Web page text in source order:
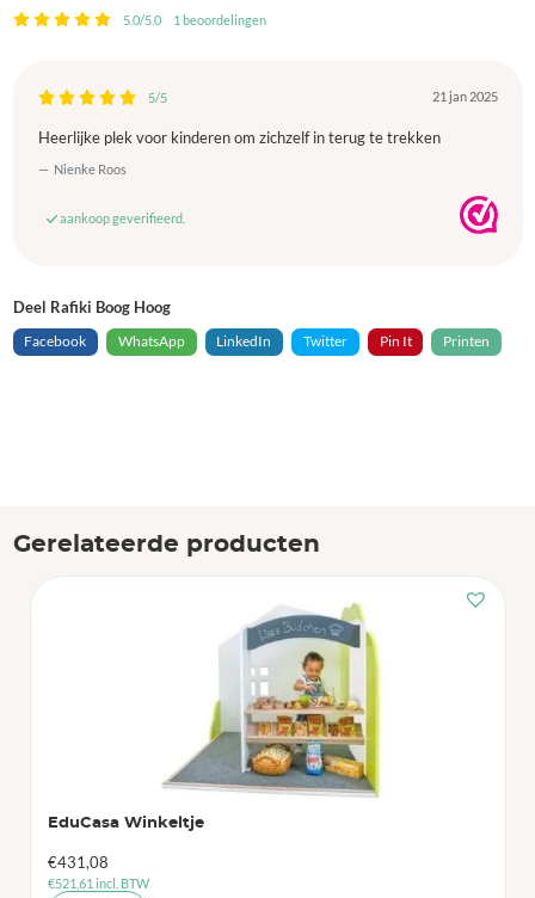
5.0/5.0 1 beoordelingen
5/5 21 jan 2025
Heerlijke plek voor kinderen om zichzelf in terug te trekken
Nienke Roos
aankoop geverifieerd.
Deel Rafiki Boog Hoog
Facebook
WhatsApp LinkedIn Twitter Pin It Printen
Gerelateerde producten
EduCasa Winkeltje
€431,08
€521,61 incl. BTW